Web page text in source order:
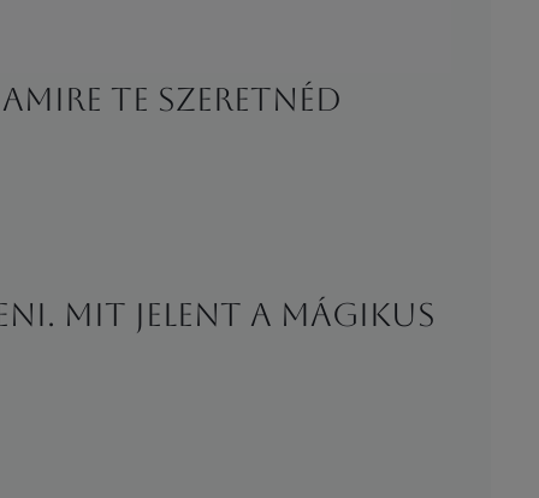
Te szeretnéd
Mit jelent a mágikus